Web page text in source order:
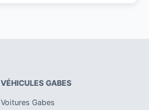
VÉHICULES GABES
Voitures Gabes